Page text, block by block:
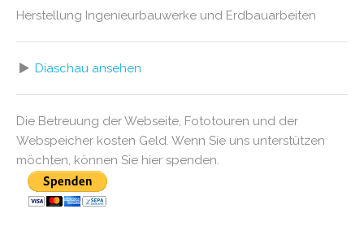
Herstellung Ingenieurbauwerke und Erdbauarbeiten
Diaschau ansehen
Die Betreuung der Webseite, Fototouren und der
Webspeicher kosten Geld. Wenn Sie uns unterstützen
möchten, können Sie hier spenden.